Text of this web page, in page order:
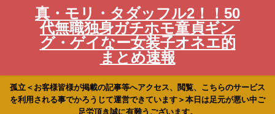
真・モリ・タダッフル2！！50
代無職独身ガチホモ童貞ギン
グ・ゲイなー女装子オネエ的
まとめ速報
孤立＜お客様皆様が掲載の記事等へアクセス、閲覧、こちらのサービス
を利用される事でかろうじて運営できています＞本日は足元が悪い中ご
足労頂き誠に有難うございます。